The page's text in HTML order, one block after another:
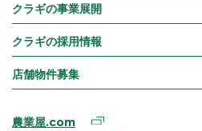
クラギの事業展開
クラギの採用情報
店舗物件募集
農業屋.com